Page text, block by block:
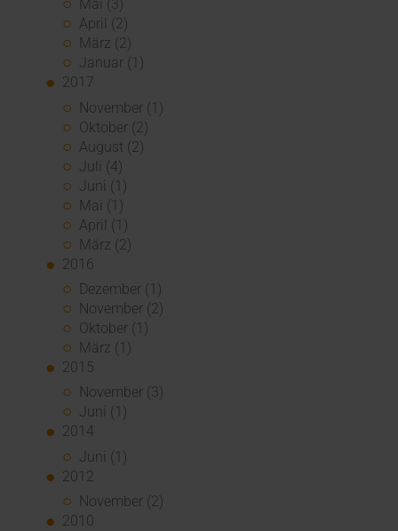
Mai (3)
April (2)
März (2)
Januar (1)
2017
November (1)
Oktober (2)
August (2)
Juli (4)
Juni (1)
Mai (1)
April (1)
März (2)
2016
Dezember (1)
November (2)
Oktober (1)
März (1)
2015
November (3)
Juni (1)
2014
Juni (1)
2012
November (2)
2010